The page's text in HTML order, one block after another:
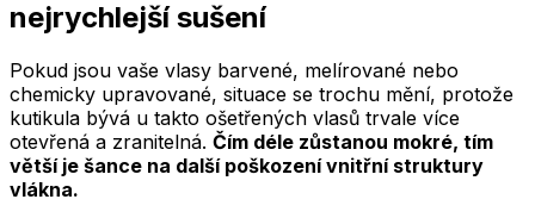
nejrychlejší sušení
Pokud jsou vaše vlasy barvené, melírované nebo
chemicky upravované, situace se trochu mění, protože
kutikula bývá u takto ošetřených vlasů trvale více
otevřená a zranitelná. Čím déle zůstanou mokré, tím
větší je šance na další poškození vnitřní struktury
vlákna.